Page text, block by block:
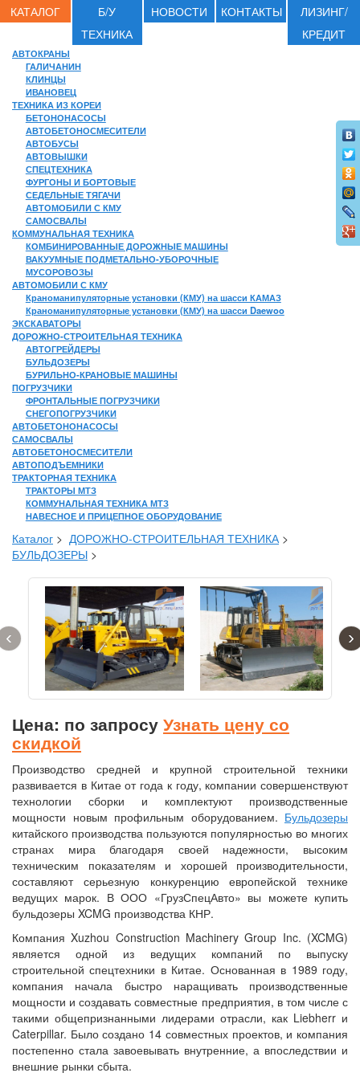
КАТАЛОГ
Б/У
ТЕХНИКА
НОВОСТИ КОНТАКТЫ
ЛИЗИНГ/
КРЕДИТ
АВТОКРАНЫ
ГАЛИЧАНИН
КЛИНЦЫ
ИВАНОВЕЦ
ТЕХНИКА ИЗ КОРЕИ
БЕТОНОНАСОСЫ
АВТОБЕТОНОСМЕСИТЕЛИ
АВТОБУСЫ
АВТОВЫШКИ
СПЕЦТЕХНИКА
ФУРГОНЫ И БОРТОВЫЕ
СЕДЕЛЬНЫЕ ТЯГАЧИ
АВТОМОБИЛИ С КМУ
САМОСВАЛЫ
КОММУНАЛЬНАЯ ТЕХНИКА
КОМБИНИРОВАННЫЕ ДОРОЖНЫЕ МАШИНЫ
ВАКУУМНЫЕ ПОДМЕТАЛЬНО-УБОРОЧНЫЕ
МУСОРОВОЗЫ
АВТОМОБИЛИ С КМУ
Краноманипуляторные установки (КМУ) на шасси КАМАЗ
Краноманипуляторные установки (КМУ) на шасси Daewoo
ЭКСКАВАТОРЫ
ДОРОЖНО-СТРОИТЕЛЬНАЯ ТЕХНИКА
АВТОГРЕЙДЕРЫ
БУЛЬДОЗЕРЫ
БУРИЛЬНО-КРАНОВЫЕ МАШИНЫ
ПОГРУЗЧИКИ
ФРОНТАЛЬНЫЕ ПОГРУЗЧИКИ
СНЕГОПОГРУЗЧИКИ
АВТОБЕТОНОНАСОСЫ
САМОСВАЛЫ
АВТОБЕТОНОСМЕСИТЕЛИ
АВТОПОДЪЕМНИКИ
ТРАКТОРНАЯ ТЕХНИКА
ТРАКТОРЫ МТЗ
КОММУНАЛЬНАЯ ТЕХНИКА МТЗ
НАВЕСНОЕ И ПРИЦЕПНОЕ ОБОРУДОВАНИЕ
Каталог > ДОРОЖНО-СТРОИТЕЛЬНАЯ ТЕХНИКА>
БУЛЬДОЗЕРЫ >
‹ ›
Цена: по запросу Узнать цену со
скидкой
Производство средней и крупной строительной техники
развивается в Китае от года к году, компании совершенствуют
технологии сборки и комплектуют производственные
мощности новым профильным оборудованием. Бульдозеры
китайского производства пользуются популярностью во многих
странах мира благодаря своей надежности, высоким
техническим показателям и хорошей производительности,
составляют серьезную конкуренцию европейской технике
ведущих марок. В ООО «ГрузСпецАвто» вы можете купить
бульдозеры XCMG производства КНР.
Компания Xuzhou Construction Machinery Group Inc. (XCMG)
является одной из ведущих компаний по выпуску
строительной спецтехники в Китае. Основанная в 1989 году,
компания начала быстро наращивать производственные
мощности и создавать совместные предприятия, в том числе с
такими общепризнанными лидерами отрасли, как Liebherr и
Caterpillar. Было создано 14 совместных проектов, и компания
постепенно стала завоевывать внутренние, а впоследствии и
внешние рынки сбыта.